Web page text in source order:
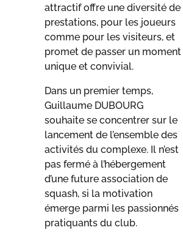
attractif offre une diversité de
prestations, pour les joueurs
comme pour les visiteurs, et
promet de passer un moment
unique et convivial.
Dans un premier temps,
Guillaume DUBOURG
souhaite se concentrer sur le
lancement de l’ensemble des
activités du complexe. Il n’est
pas fermé à l’hébergement
d’une future association de
squash, si la motivation
émerge parmi les passionnés
pratiquants du club.